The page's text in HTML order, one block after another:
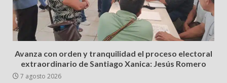
Avanza con orden y tranquilidad el proceso electoral
extraordinario de Santiago Xanica: Jesús Romero
7 agosto 2026